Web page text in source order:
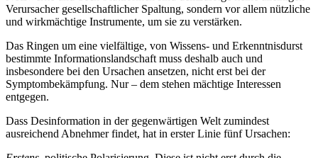
Verursacher gesellschaftlicher Spaltung, sondern vor allem nützliche
und wirkmächtige Instrumente, um sie zu verstärken.
Das Ringen um eine vielfältige, von Wissens- und Erkenntnisdurst
bestimmte Informationslandschaft muss deshalb auch und
insbesondere bei den Ursachen ansetzen, nicht erst bei der
Symptombekämpfung. Nur – dem stehen mächtige Interessen
entgegen.
Dass Desinformation in der gegenwärtigen Welt zumindest
ausreichend Abnehmer findet, hat in erster Linie fünf Ursachen: